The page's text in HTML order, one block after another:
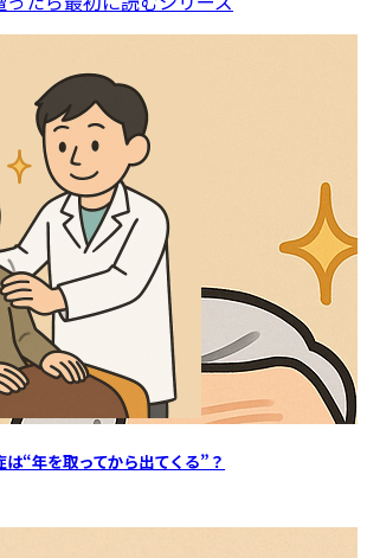
“年を取ってから出てくる”？